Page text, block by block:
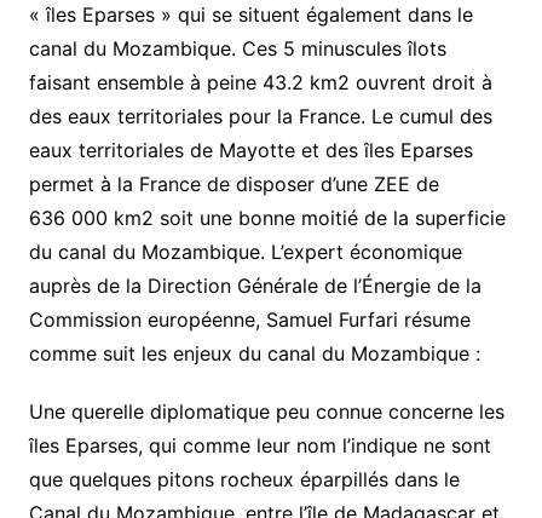
« îles Eparses » qui se situent également dans le
canal du Mozambique. Ces 5 minuscules îlots
faisant ensemble à peine 43.2 km2 ouvrent droit à
des eaux territoriales pour la France. Le cumul des
eaux territoriales de Mayotte et des îles Eparses
permet à la France de disposer d’une ZEE de
636 000 km2 soit une bonne moitié de la superficie
du canal du Mozambique. L’expert économique
auprès de la Direction Générale de l’Énergie de la
Commission européenne, Samuel Furfari résume
comme suit les enjeux du canal du Mozambique :
Une querelle diplomatique peu connue concerne les
îles Eparses, qui comme leur nom l’indique ne sont
que quelques pitons rocheux éparpillés dans le